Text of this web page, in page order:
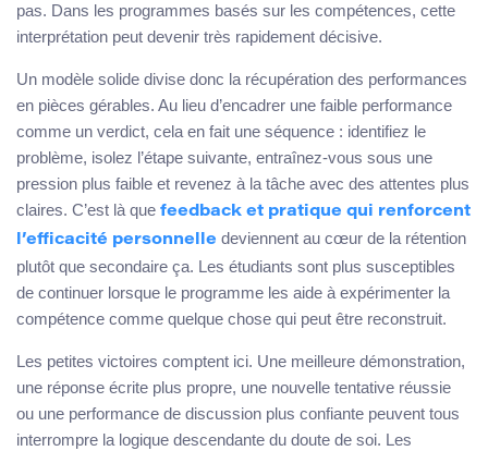
pas. Dans les programmes basés sur les compétences, cette
interprétation peut devenir très rapidement décisive.
Un modèle solide divise donc la récupération des performances
en pièces gérables. Au lieu d’encadrer une faible performance
comme un verdict, cela en fait une séquence : identifiez le
problème, isolez l’étape suivante, entraînez-vous sous une
pression plus faible et revenez à la tâche avec des attentes plus
claires. C’est là que feedback et pratique qui renforcent
l’efficacité personnelle deviennent au cœur de la rétention
plutôt que secondaire ça. Les étudiants sont plus susceptibles
de continuer lorsque le programme les aide à expérimenter la
compétence comme quelque chose qui peut être reconstruit.
Les petites victoires comptent ici. Une meilleure démonstration,
une réponse écrite plus propre, une nouvelle tentative réussie
ou une performance de discussion plus confiante peuvent tous
interrompre la logique descendante du doute de soi. Les